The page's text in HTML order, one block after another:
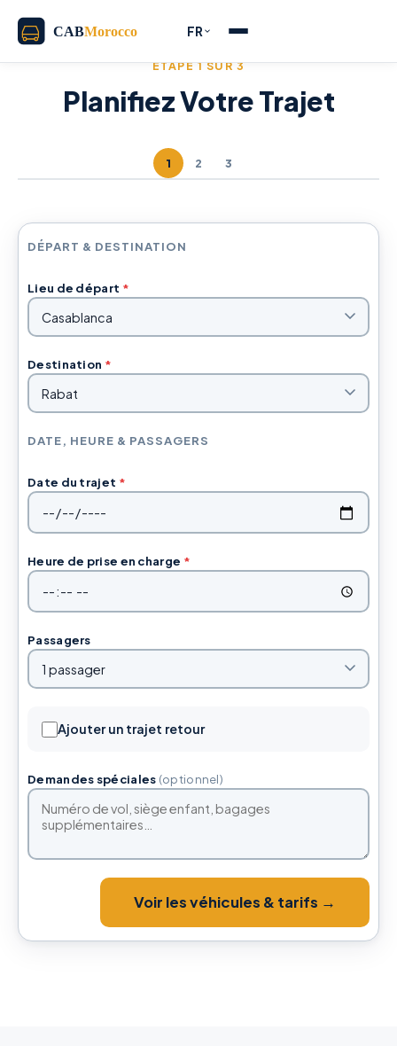
FR
ÉTAPE 1 SUR 3
Planifiez Votre Trajet
1 2 3
DÉPART & DESTINATION
Lieu de départ *
Destination *
DATE, HEURE & PASSAGERS
Date du trajet *
Heure de prise en charge *
Passagers
Ajouter un trajet retour
Demandes spéciales (optionnel)
Voir les véhicules & tarifs →